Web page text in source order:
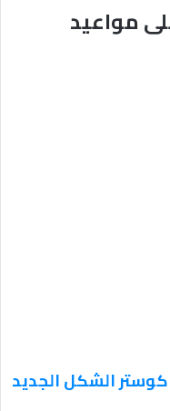
مواعيد
كوستر الشكل الجديد